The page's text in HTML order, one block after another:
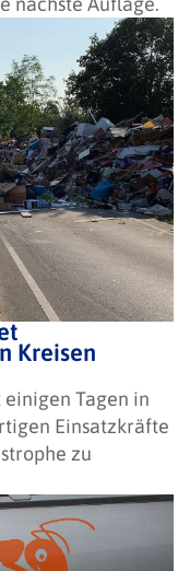
Kreisen
Tagen in
Einsatzkräfte
zu